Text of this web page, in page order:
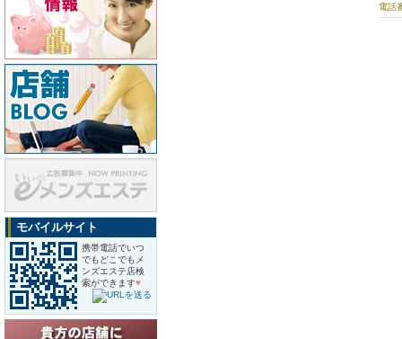
電話
モバイルサイト
携帯電話でいつ
でもどこでもメ
ンズエステ店検
索ができます♥